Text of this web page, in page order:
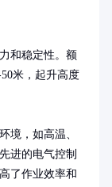
和稳定性。额
米，起升高度
境，如高温、
进的电气控制
了作业效率和